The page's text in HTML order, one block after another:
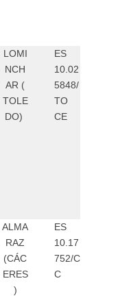
LOMI
NCH
AR (
TOLE
DO)
ES
10.02
5848/
TO
CE
ALMA
RAZ
(CÁC
ERES
)
ES
10.17
752/C
C